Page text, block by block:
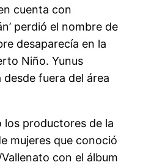
cuenta con
perdió el nombre de
desaparecía en la
Niño. Yunus
fuera del área
los productores de la
mujeres que conoció
con el álbum